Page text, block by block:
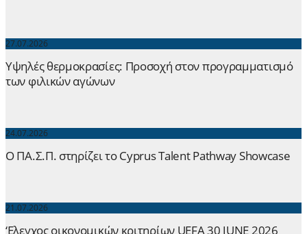
27.07.2026
Yψηλές θερμοκρασίες: Προσοχή στον προγραμματισμό
των φιλικών αγώνων
24.07.2026
Ο ΠΑ.Σ.Π. στηρίζει το Cyprus Talent Pathway Showcase
21.07.2026
‘Ελεγχος οικονομικών κριτηρίων UEFA 30 JUNE 2026